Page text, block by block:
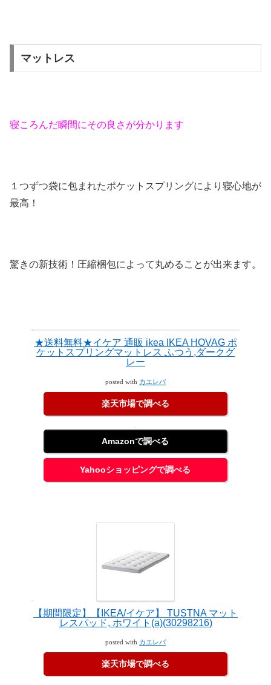
マットレス
寝ころんだ瞬間にその良さが分かります
１つずつ袋に包まれたポケットスプリングにより寝心地が
最高！
驚きの新技術！圧縮梱包によって丸めることが出来ます。
★送料無料★イケア 通販 ikea IKEA HOVAG ポ
ケットスプリングマットレス ふつう,ダークグ
レー
posted with カエレバ
楽天市場で調べる
Amazonで調べる
Yahooショッピングで調べる
【期間限定】【IKEA/イケア】 TUSTNA マット
レスパッド, ホワイト(a)(30298216)
posted with カエレバ
楽天市場で調べる